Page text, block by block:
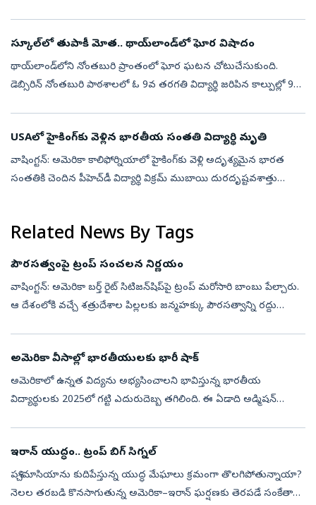
స్కూల్‌లో తుపాకీ మోత.. థాయ్‌లాండ్‌లో ఘోర విషాదం
థాయ్‌లాండ్‌లోని నోంతబురి ప్రాంతంలో ఘోర ఘటన చోటుచేసుకుంది.
డెబ్సిరిన్‌ నోంతబురి పాఠశాలలో ఓ 9వ తరగతి విద్యార్థి జరిపిన కాల్పుల్లో 9
USAలో హైకింగ్‌కు వెళ్లిన భారతీయ సంతతి విద్యార్థి మృతి
వాషింగ్టన్: అమెరికా కాలిఫోర్నియాలో హైకింగ్‌కు వెళ్లి అదృశ్యమైన భారత
సంతతికి చెందిన పీహెచ్‌డీ విద్యార్థి విక్రమ్ ముబాయి దురదృష్టవశాత్తు
Related News By Tags
పౌరసత్వంపై ట్రంప్ సంచలన నిర్ణయం
వాషింగ్టన్‌: అమెరికా బర్త్‌ రైట్‌ సిటిజన్‌షిప్‌పై ట్రంప్‌ మరోసారి బాంబు పేల్చారు.
ఆ దేశంలోకి వచ్చే శత్రుదేశాల పిల్లలకు జన్మహక్కు పౌరసత్వాన్ని రద్దు
అమెరికా వీసాల్లో భారతీయులకు భారీ షాక్
అమెరికాలో ఉన్నత విద్యను అభ్యసించాలని భావిస్తున్న భారతీయ
విద్యార్థులకు 2025లో గట్టి ఎదురుదెబ్బ తగిలింది. ఈ ఏడాది అడ్మిషన్
ఇరాన్‌ యుద్ధం.. ట్రంప్‌ బిగ్‌ సిగ్నల్‌
పశ్చిమాసియాను కుదిపేస్తున్న యుద్ధ మేఘాలు క్రమంగా తొలగిపోతున్నాయా?
నెలల తరబడి కొనసాగుతున్న అమెరికా–ఇరాన్‌ ఘర్షణకు తెరపడే సంకేతాలు